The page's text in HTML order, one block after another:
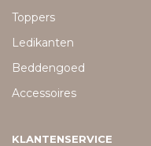
Toppers
Ledikanten
Beddengoed
Accessoires
KLANTENSERVICE